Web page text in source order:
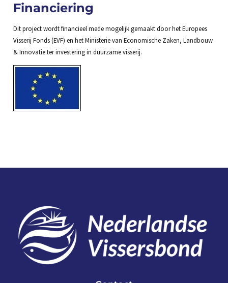
Financiering
Dit project wordt financieel mede mogelijk gemaakt door het Europees
Visserij Fonds (EVF) en het Ministerie van Economische Zaken, Landbouw
& Innovatie ter investering in duurzame visserij.